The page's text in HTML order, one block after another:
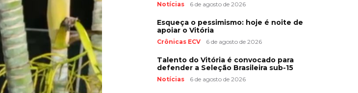
Notícias 6 de agosto de 2026
Esqueça o pessimismo: hoje é noite de
apoiar o Vitória
Crônicas ECV 6 de agosto de 2026
Talento do Vitória é convocado para
defender a Seleção Brasileira sub-15
Notícias 6 de agosto de 2026